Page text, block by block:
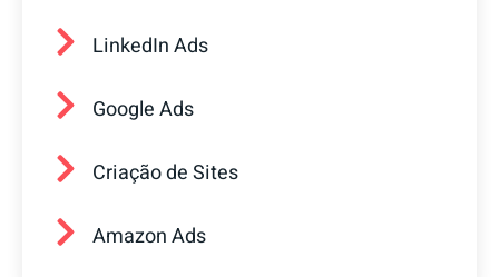
LinkedIn Ads
Google Ads
Criação de Sites
Amazon Ads